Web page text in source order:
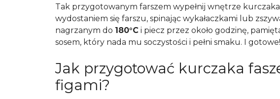
Tak przygotowanym farszem wypełnij wnętrze
wydostaniem się farszu, spinając wykałaczkami lub
nagrzanym do 180°C i piecz przez około godzinę,
sosem, który nada mu soczystości i pełni smaku. I
Jak przygotować kurczaka
figami?